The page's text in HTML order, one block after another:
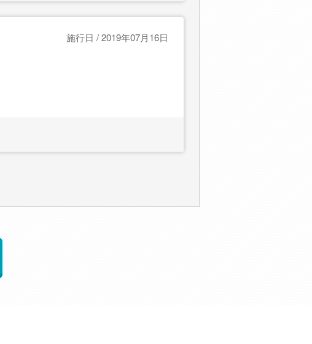
施行日 / 2019年07月16日